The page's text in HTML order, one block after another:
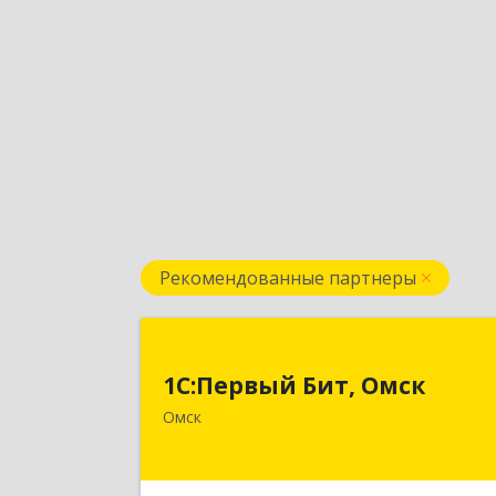
Рекомендованные партнеры
1С:Первый Бит, Омск
Омск
644099, Омская обл, Омск г, Гагарина